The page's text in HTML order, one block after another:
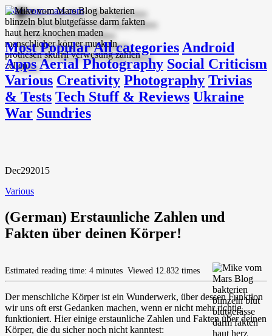
mike-vom-mars.com
Most PopularAll categories Android
AppsAerial Photography Social Criticism
Various Creativity Photography Trivias
& Tests Tech Stuff & Reviews Ukraine
War Sundries
Dec292015
Various
(German) Erstaunliche Zahlen und
Fakten über deinen Körper!
Estimated reading time: 4 minutes Viewed 12.832 times
Der menschliche Körper ist ein Wunderwerk, über dessen Funktion
wir uns oft erst Gedanken machen, wenn er nicht mehr richtig
funktioniert. Hier einige erstaunliche Zahlen und Fakten über deinen
Körper, die du sicher noch nicht kanntest: